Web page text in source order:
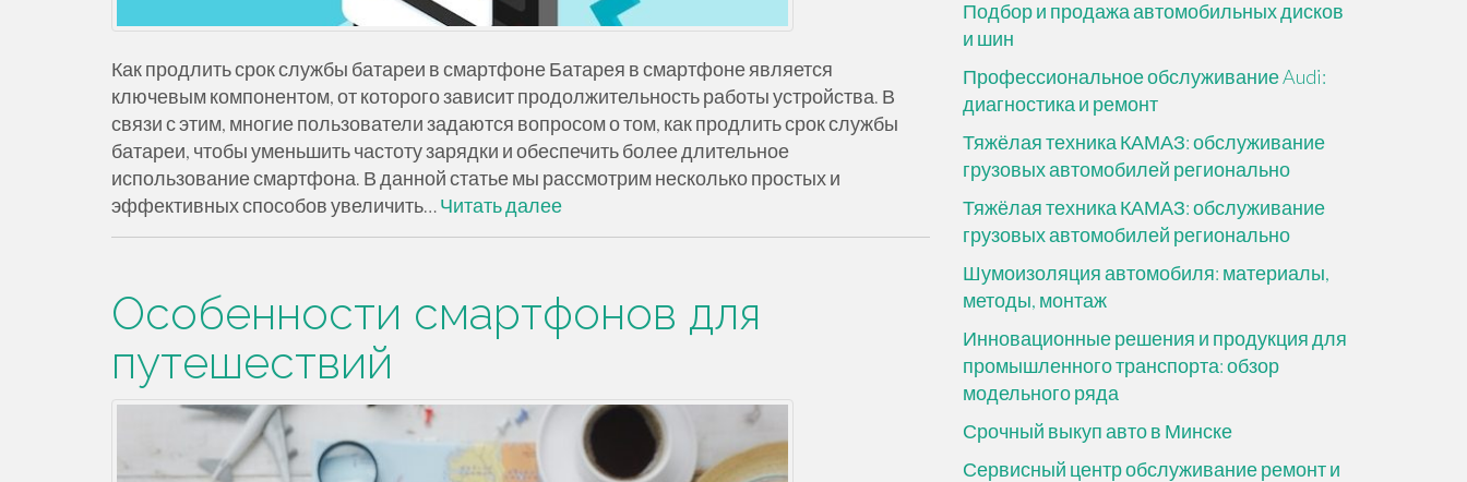
Как продлить срок службы батареи в смартфоне Батарея в смартфоне является
ключевым компонентом, от которого зависит продолжительность работы устройства. В
связи с этим, многие пользователи задаются вопросом о том, как продлить срок службы
батареи, чтобы уменьшить частоту зарядки и обеспечить более длительное
использование смартфона. В данной статье мы рассмотрим несколько простых и
эффективных способов увеличить…Читать далее
Особенности смартфонов для
путешествий
Подбор и продажа автомобильных дисков
и шин
Профессиональное обслуживание Audi:
диагностика и ремонт
Тяжёлая техника КАМАЗ: обслуживание
грузовых автомобилей регионально
Тяжёлая техника КАМАЗ: обслуживание
грузовых автомобилей регионально
Шумоизоляция автомобиля: материалы,
методы, монтаж
Инновационные решения и продукция для
промышленного транспорта: обзор
модельного ряда
Срочный выкуп авто в Минске
Сервисный центр обслуживание ремонт и